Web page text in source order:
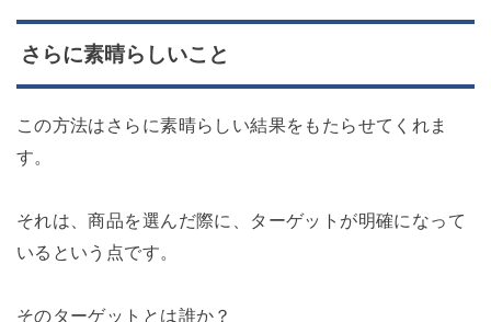
さらに素晴らしいこと
この方法はさらに素晴らしい結果をもたらせてくれま
す。
それは、商品を選んだ際に、ターゲットが明確になって
いるという点です。
そのターゲットとは誰か？